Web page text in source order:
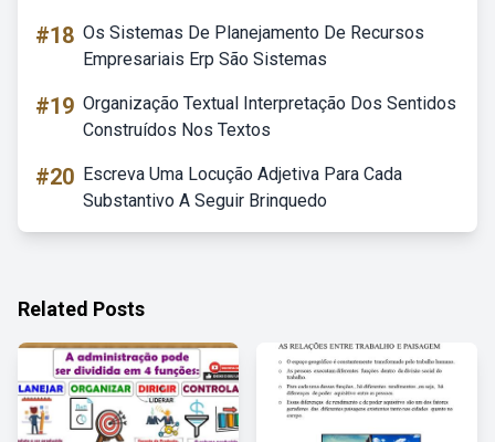
#18 Os Sistemas De Planejamento De Recursos
Empresariais Erp São Sistemas
#19 Organização Textual Interpretação Dos Sentidos
Construídos Nos Textos
#20 Escreva Uma Locução Adjetiva Para Cada
Substantivo A Seguir Brinquedo
Related Posts